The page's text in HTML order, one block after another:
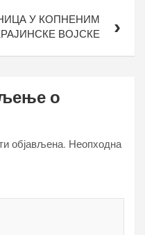
У КОПНЕНИМ
ВОЈСКЕ
о
објављена. Неопходна